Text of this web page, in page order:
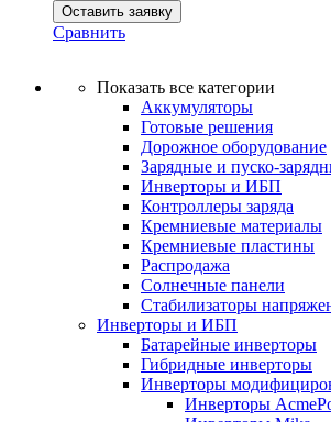
Оставить заявку
Сравнить
Показать все категории
Аккумуляторы
Готовые решения
Дорожное оборудование
Зарядные и пуско-
Инверторы и ИБП
Контроллеры заряда
Кремниевые материалы
Кремниевые пластины
Распродажа
Солнечные панели
Стабилизаторы
Инверторы и ИБП
Батарейные инверторы
Гибридные инверторы
Инверторы
Инверторы